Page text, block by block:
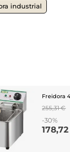
industrial
Freidora
Regular
price
255,31 €
-30%
Price